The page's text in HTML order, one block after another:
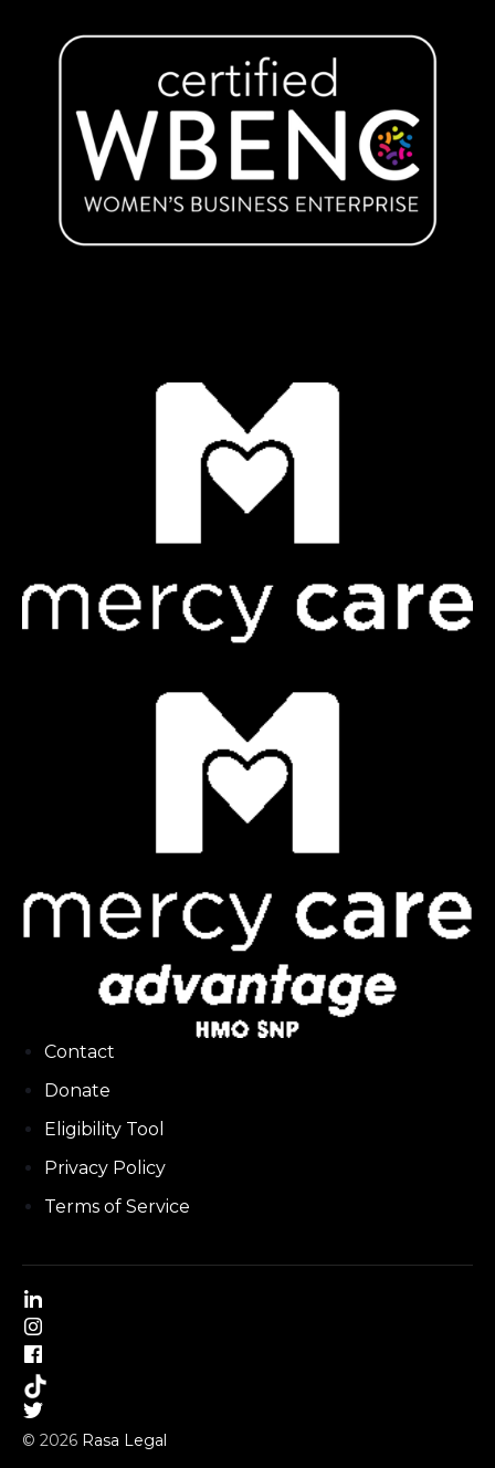
Contact
Donate
Eligibility Tool
Privacy Policy
Terms of Service
© 2026 Rasa Legal